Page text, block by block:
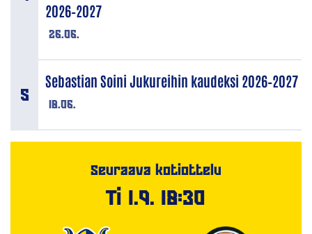
26.06.
2026–2027
18.06.
Sebastian Soini Jukureihin kaudeksi 2026–2027
Seuraava kotiottelu
Ti 1.9. 18:30